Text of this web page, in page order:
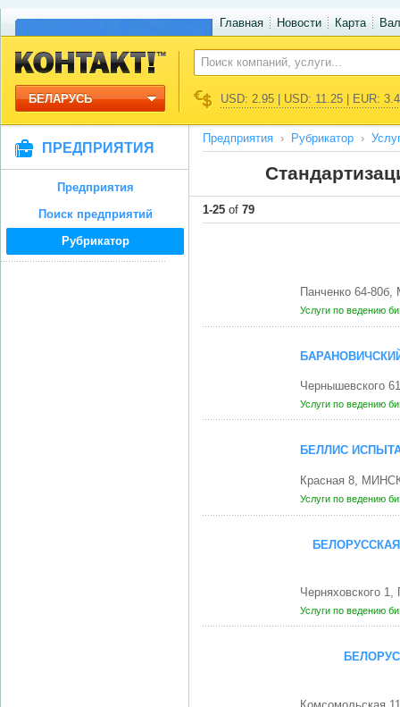
Главная Новости Карта
БЕЛАРУСЬ USD: 2.95 | USD: 11.25 | EUR:
ПРЕДПРИЯТИЯ
Предприятия
Поиск предприятий
Рубрикатор
Предприятия Рубрикатор
1-25 of 79
Панченко 64-
Услуги по ведению
Чернышевского
Услуги по ведению
БЕЛЛИС
Красная 8,
Услуги по ведению
Черняховского
Услуги по ведению